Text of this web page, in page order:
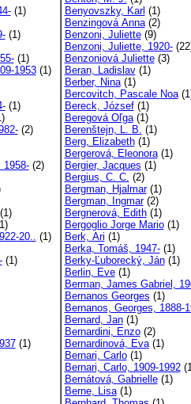
(1)
(1)
(1)
1953(1)
(1)
(2)
1958-(2)
20.. (1)
(1)
(1)
Benyovszky, Karl (1)
Benzingová Anna(2)
Benzoni, Juliette(9)
Benzoni, Juliette, 1920-
Benzoniová Juliette(3)
Beran, Ladislav(1)
Berber, Nina(1)
Bercovitch, Pascale Noa
Bereck, József(1)
Beregová Oľga(1)
Berenštejn, L. B. (1)
Berg, Elizabeth(1)
Bergerová, Eleonora(1)
Bergier, Jacques (1)
Bergius, C. C. (2)
Bergman, Hjalmar(1)
Bergman, Ingmar(2)
Bergnerová, Edith(1)
Bergoglio Jorge Mario(1)
Berk, Ari (1)
Berka, Tomáš, 1947-(1)
Berky-Ľuborecký, Ján(1)
Berlin, Eve(1)
Berman, James Gabriel,
Bernanos Georges (1)
Bernanos, Georges, 1888-
Bernard, Jan(1)
Bernardini, Enzo(2)
Bernardinová, Eva(1)
Bernari, Carlo(1)
Bernari, Carlo, 1909-1992
Bernátová, Gabrielle(1)
Berne, Lisa(1)